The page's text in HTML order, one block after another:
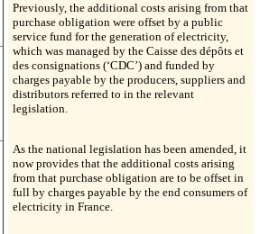
Previously, the additional costs arising from that
purchase obligation were offset by a public
service fund for the generation of electricity,
which was managed by the Caisse des dépôts et
des consignations (‘CDC’) and funded by
charges payable by the producers, suppliers and
distributors referred to in the relevant
legislation.
As the national legislation has been amended, it
now provides that the additional costs arising
from that purchase obligation are to be offset in
full by charges payable by the end consumers of
electricity in France.